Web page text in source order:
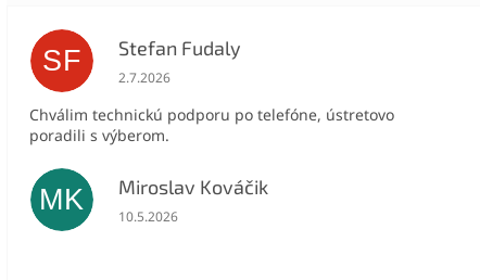
SF Stefan Fudaly
Hodnotenie obchodu je 5 z 5 hviezdičiek.
2.7.2026
Chválim technickú podporu po telefóne, ústretovo
poradili s výberom.
MK Miroslav Kováčik
Hodnotenie obchodu je 5 z 5 hviezdičiek.
10.5.2026